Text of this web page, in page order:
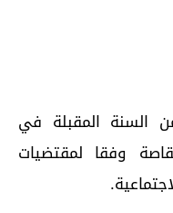
السنة المقبلة في
وفقا لمقتضيات